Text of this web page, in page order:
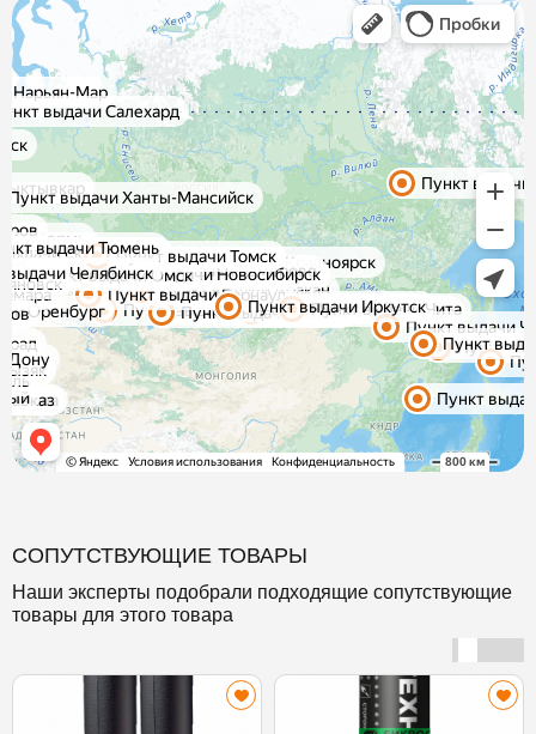
СОПУТСТВУЮЩИЕ ТОВАРЫ
Наши эксперты подобрали подходящие сопутствующие
товары для этого товара